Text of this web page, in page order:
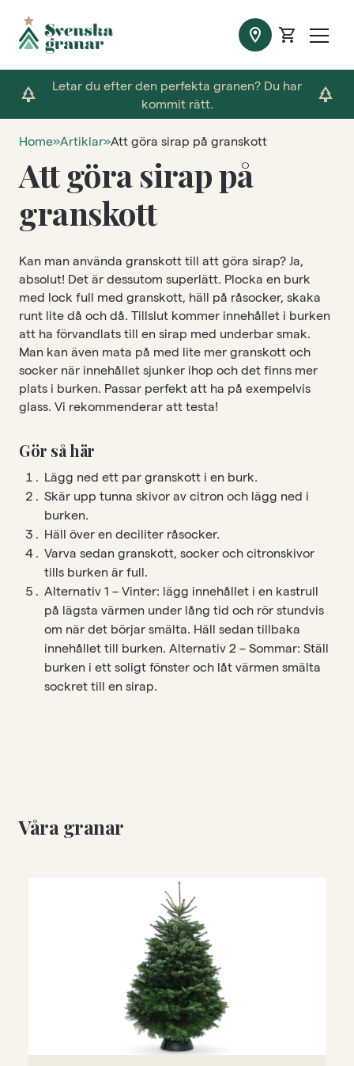
location_on shopping_cart
park
Letar du efter den perfekta granen? Du har
kommit rätt.
park
Home»Artiklar»Att göra sirap på granskott
Att göra sirap på
granskott
Kan man använda granskott till att göra sirap? Ja,
absolut! Det är dessutom superlätt. Plocka en burk
med lock full med granskott, häll på råsocker, skaka
runt lite då och då. Tillslut kommer innehållet i burken
att ha förvandlats till en sirap med underbar smak.
Man kan även mata på med lite mer granskott och
socker när innehållet sjunker ihop och det finns mer
plats i burken. Passar perfekt att ha på exempelvis
glass. Vi rekommenderar att testa!
Gör så här
Lägg ned ett par granskott i en burk.
Skär upp tunna skivor av citron och lägg ned i
burken.
Häll över en deciliter råsocker.
Varva sedan granskott, socker och citronskivor
tills burken är full.
Alternativ 1 – Vinter: lägg innehållet i en kastrull
på lägsta värmen under lång tid och rör stundvis
om när det börjar smälta. Häll sedan tillbaka
innehållet till burken. Alternativ 2 – Sommar: Ställ
burken i ett soligt fönster och låt värmen smälta
sockret till en sirap.
Våra granar